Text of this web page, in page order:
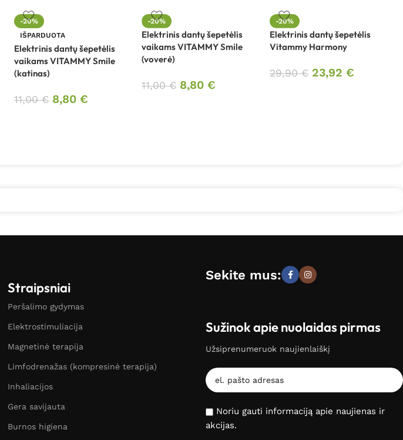
-20%
IŠPARDUOTA
Elektrinis dantų šepetėlis
vaikams VITAMMY Smile
(katinas)
11,00€ 8,80 €
-20%
Elektrinis dantų šepetėlis
vaikams VITAMMY Smile
(voverė)
11,00€ 8,80€
-20%
Elektrinis dantų šepetėlis
Vitammy Harmony
29,90€ 23,92 €
Straipsniai
Peršalimo gydymas
Elektrostimuliacija
Magnetinė terapija
Limfodrenažas (kompresinė terapija)
Inhaliacijos
Gera savijauta
Burnos higiena
Sekite mus:
Sužinok apie nuolaidas pirmas
Užsiprenumeruok naujienlaiškį
Noriu gauti informaciją apie naujienas ir
akcijas.